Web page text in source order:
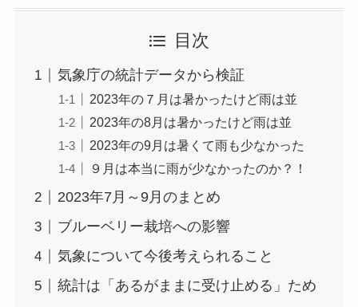
目次
気象庁の統計データから検証
2023年の７月は暑かったけど雨は並
2023年の8月は暑かったけど雨は並
2023年の9月は暑くて雨も少なかった
９月は本当に雨が少なかったのか？！
2023年7月～9月のまとめ
ブルーベリー栽培への影響
気象について今後考えられること
統計は「あるがままに受け止める」ため